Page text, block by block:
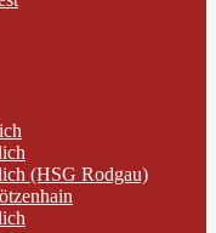
(HSG Rodgau)